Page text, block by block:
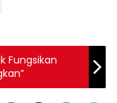
Fungsikan